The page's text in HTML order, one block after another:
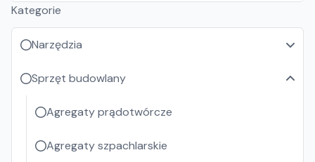
Kategorie
Narzędzia
Sprzęt budowlany
Agregaty prądotwórcze
Agregaty szpachlarskie